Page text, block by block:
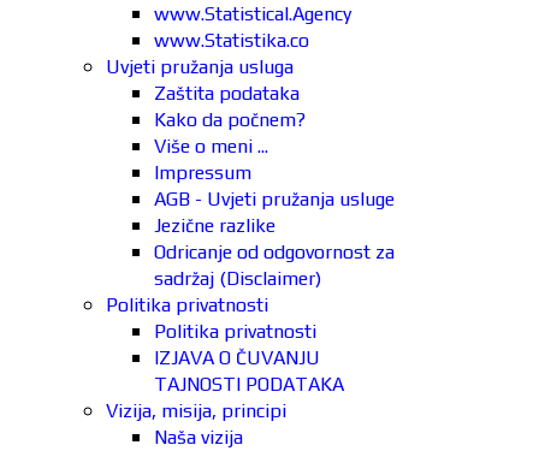
www.Statistical.Agency
www.Statistika.co
Uvjeti pružanja usluga
Zaštita podataka
Kako da počnem?
Više o meni ...
Impressum
AGB - Uvjeti pružanja usluge
Jezične razlike
Odricanje od odgovornost za
sadržaj (Disclaimer)
Politika privatnosti
Politika privatnosti
IZJAVA O ČUVANJU
TAJNOSTI PODATAKA
Vizija, misija, principi
Naša vizija